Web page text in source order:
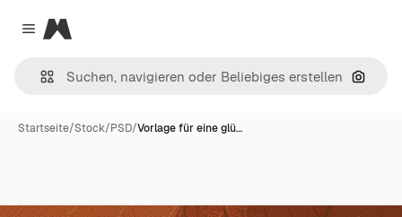
Close menu
Magnific
Nach
Startseite/Stock/PSD/Vorlage für eine glü…